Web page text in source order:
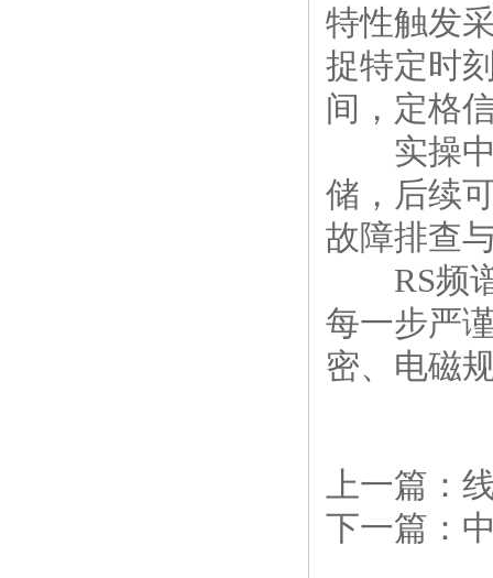
特性触发
捉特定时
间，定格
实操中
储，后续
故障排查
RS频谱
每一步严
密、电磁
上一篇：
下一篇：